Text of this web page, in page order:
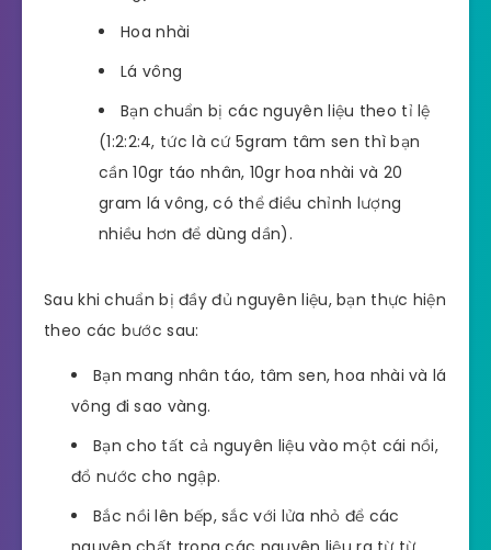
Hoa nhài
Lá vông
Bạn chuẩn bị các nguyên liệu theo tỉ lệ
(1:2:2:4, tức là cứ 5gram tâm sen thì bạn
cần 10gr táo nhân, 10gr hoa nhài và 20
gram lá vông, có thể điều chỉnh lượng
nhiều hơn để dùng dần).
Sau khi chuẩn bị đầy đủ nguyên liệu, bạn thực hiện
theo các bước sau:
Bạn mang nhân táo, tâm sen, hoa nhài và lá
vông đi sao vàng.
Bạn cho tất cả nguyên liệu vào một cái nồi,
đổ nước cho ngập.
Bắc nồi lên bếp, sắc với lửa nhỏ để các